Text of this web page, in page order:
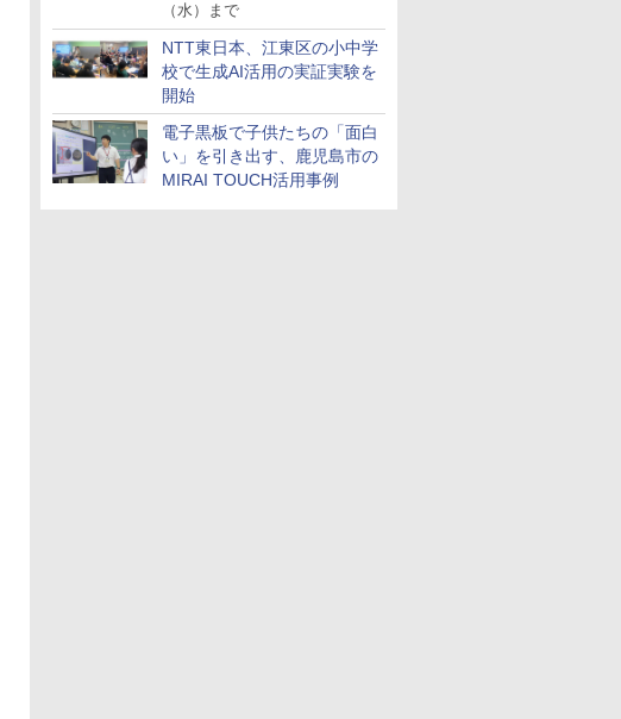
（水）まで
NTT東日本、江東区の小中学
校で生成AI活用の実証実験を
開始
電子黒板で子供たちの「面白
い」を引き出す、鹿児島市の
MIRAI TOUCH活用事例